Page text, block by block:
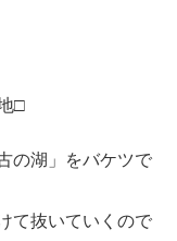
□
の湖」をバケツで
て抜いていくので